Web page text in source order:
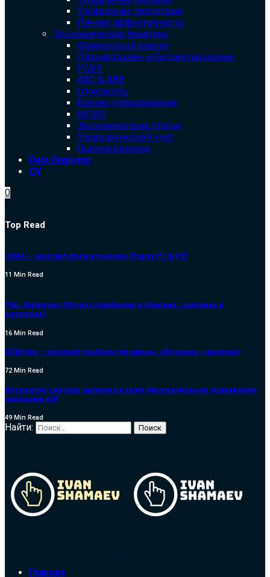
Управление проектами
Личная эффективность
Экономическая тематика
Финансовый анализ
Планирование и бюджетирование
РСБУ
ABC & ABB
Отчетность
Бизнес-планирование
МСФО
Экономические статьи
Управленческий учет
Оценка бизнеса
Data Engineer
CV
0
Top Read
CIMA — краткий план изучения (Paper P1 & P2)
11 Min Read
P&L Statement (Отчет о прибылях и убытках / доходах и
расходах)
16 Min Read
QlikView — краткий учебник (примеры, обучение, практика)
72 Min Read
Бесплатно скачать диплом на тему Автоматизация управления
запасами pdf
49 Min Read
Найти:
Главная